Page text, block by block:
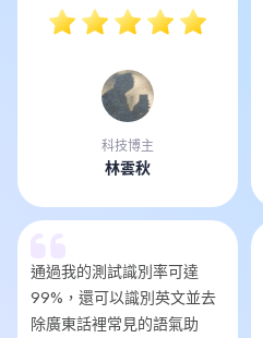
科技博主
林雲秋
通過我的測試識別率可達
99%，還可以識別英文並去
除廣東話裡常見的語氣助